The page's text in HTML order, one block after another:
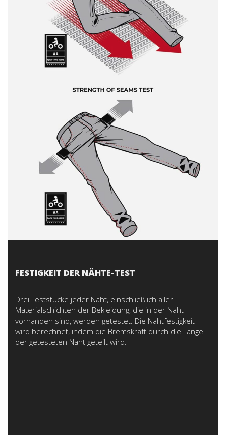
FESTIGKEIT DER NÄHTE-TEST
Drei Teststücke jeder Naht, einschließlich aller
Materialschichten der Bekleidung, die in der Naht
vorhanden sind, werden getestet. Die Nahtfestigkeit
wird berechnet, indem die Bremskraft durch die Länge
der getesteten Naht geteilt wird.